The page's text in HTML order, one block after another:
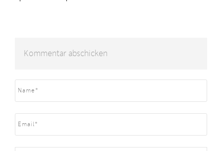
Kommentar abschicken